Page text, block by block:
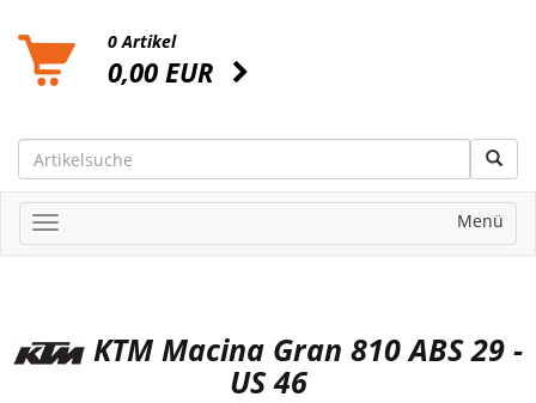
0 Artikel
0,00 EUR
Menü
KTM Macina Gran 810 ABS 29 -
US 46